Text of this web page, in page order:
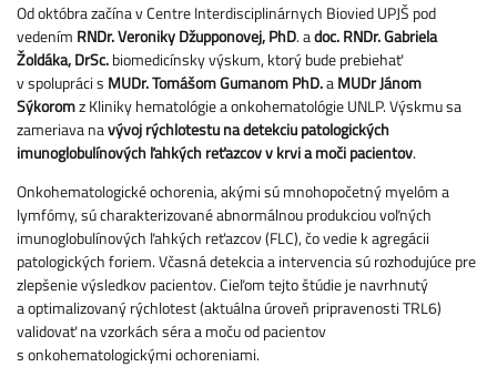
Od októbra začína v Centre Interdisciplinárnych Biovied UPJŠ pod
vedením RNDr. Veroniky Džupponovej, PhD. adoc. RNDr. Gabriela
Žoldáka, DrSc.biomedicínsky výskum, ktorý bude prebiehať
v spolupráci s MUDr. Tomášom Gumanom PhD.aMUDr Jánom
Sýkoromz Kliniky hematológie a onkohematológie UNLP. Výskmu sa
zameriava navývoj rýchlotestu na detekciu patologických
imunoglobulínových ľahkých reťazcov v krvi a moči pacientov.
Onkohematologické ochorenia, akými sú mnohopočetný myelóm a
lymfómy, sú charakterizované abnormálnou produkciou voľných
imunoglobulínových ľahkých reťazcov (FLC), čo vedie k agregácii
patologických foriem. Včasná detekcia a intervencia sú rozhodujúce pre
zlepšenie výsledkov pacientov. Cieľom tejto štúdie je navrhnutý
a optimalizovaný rýchlotest (aktuálna úroveň pripravenosti TRL6)
validovať na vzorkách séra a moču od pacientov
s onkohematologickými ochoreniami.